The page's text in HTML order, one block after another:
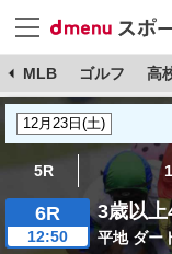
MLB ゴルフ 高
5R
6R
12:50
3歳以
平地 ダー